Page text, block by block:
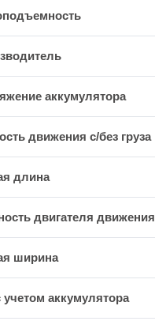
аккумулятора
движения c/без груза
длина
двигателя движения
ширина
учетом аккумулятора